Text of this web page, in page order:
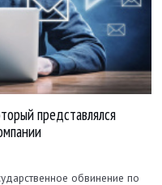
представлялся
обвинение по